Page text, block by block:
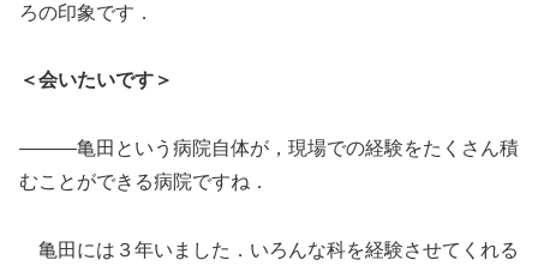
ろの印象です．
＜会いたいです＞
―――亀田という病院自体が，現場での経験をたくさん積
むことができる病院ですね．
亀田には３年いました．いろんな科を経験させてくれる